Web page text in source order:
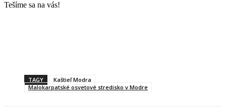
Tešíme sa na vás!
TAGY
Kaštieľ Modra
Malokarpatské osvetové stredisko v Modre